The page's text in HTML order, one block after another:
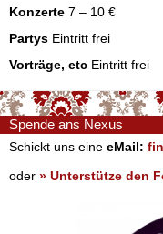
Konzerte 7 – 10 €
Partys Eintritt frei
Vorträge, etc Eintritt frei
Spende ans Nexus
Schickt uns eine eMail:
oder » Unterstütze den